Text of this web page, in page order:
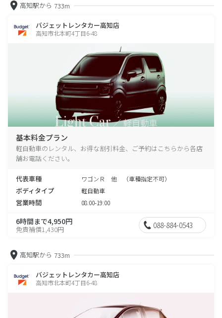
高知駅から 733m
バジェットレンタカー高知店
高知市北本町4丁目6-48
基本料金プラン
軽自動車のレンタル、お得な割引料金、ご予約はこちらから各店
舗お電話ください。
代表車種 ワゴンＲ 他 （車種指定不可）
ボディタイプ 軽自動車
営業時間 08:00-19:00
6時間まで4,950円
免責補償1,430円 088-884-0543
高知駅から 733m
バジェットレンタカー高知店
高知市北本町4丁目6-48